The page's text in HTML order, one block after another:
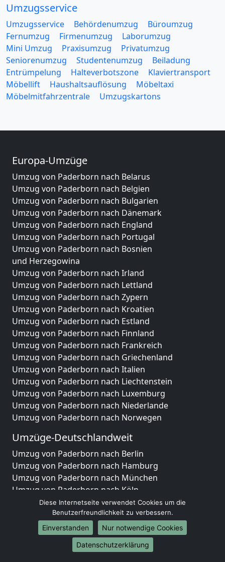
Umzugsservice
Umzugsservice Behördenumzug
Büroumzug
Fernumzug
Firmenumzug
Laborumzug
Mini Umzug
Praxisumzug
Privatumzug
Seniorenumzug
Studentenumzug
Beiladung
Entrümpelung
Halteverbotszone
Klaviertransport
Möbellift
Haushaltsauflösung
Möbeltaxi
Möbelmitfahrzentrale
Umzugskartons
Europa-Umzüge
Umzug von Paderborn nach Belarus
Umzug von Paderborn nach Belgien
Umzug von Paderborn nach Bulgarien
Umzug von Paderborn nach Dänemark
Umzug von Paderborn nach England
Umzug von Paderborn nach Portugal
Umzug von Paderborn nach Bosnien
und Herzegowina
Umzug von Paderborn nach Irland
Umzug von Paderborn nach Lettland
Umzug von Paderborn nach Zypern
Umzug von Paderborn nach Kroatien
Umzug von Paderborn nach Estland
Umzug von Paderborn nach Finnland
Umzug von Paderborn nach Frankreich
Umzug von Paderborn nach Griechenland
Umzug von Paderborn nach Italien
Umzug von Paderborn nach Liechtenstein
Umzug von Paderborn nach Luxemburg
Umzug von Paderborn nach Niederlande
Umzug von Paderborn nach Norwegen
Umzüge-Deutschlandweit
Umzug von Paderborn nach Berlin
Umzug von Paderborn nach Hamburg
Umzug von Paderborn nach München
Umzug von Paderborn nach Köln
Umzug von Paderborn nach Frankfurt am Main
Umzug von Paderborn nach Stuttgart
Umzug von Paderborn nach Düsseldorf
Umzug von Paderborn nach Leipzig
Umzug von Paderborn nach Dortmund
Diese Internetseite verwendet Cookies um die
Benutzerfreundlichkeit zu verbessern.
Einverstanden
Nur notwendige Cookies
Datenschutzerklärung